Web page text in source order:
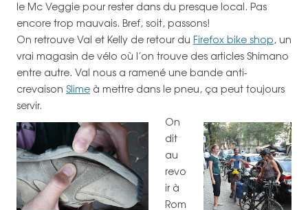
le Mc Veggie pour rester dans du presque local. Pas
encore trop mauvais. Bref, soit, passons!
On retrouve Val et Kelly de retour du Firefox bike shop, un
vrai magasin de vélo où l’on trouve des articles Shimano
entre autre. Val nous a ramené une bande anti-
crevaison Slime à mettre dans le pneu, ça peut toujours
servir.
On
dit
au
revo
ir à
Rom